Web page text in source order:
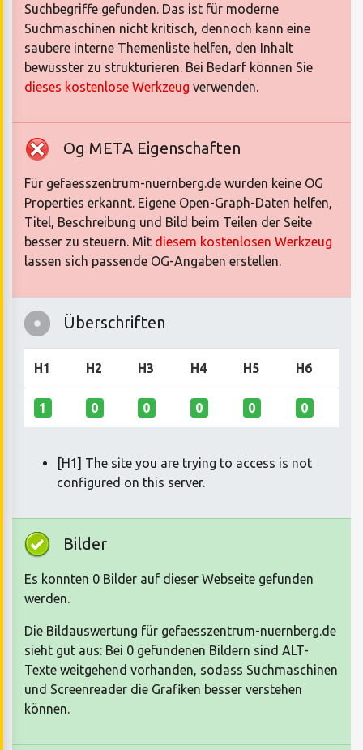
Suchbegriffe gefunden. Das ist für moderne
Suchmaschinen nicht kritisch, dennoch kann eine
saubere interne Themenliste helfen, den Inhalt
bewusster zu strukturieren. Bei Bedarf können Sie
dieses kostenlose Werkzeug verwenden.
Og META Eigenschaften
Für gefaesszentrum-nuernberg.de wurden keine OG
Properties erkannt. Eigene Open-Graph-Daten helfen,
Titel, Beschreibung und Bild beim Teilen der Seite
besser zu steuern. Mit diesem kostenlosen Werkzeug
lassen sich passende OG-Angaben erstellen.
Überschriften
H1 H2 H3 H4 H5 H6
1 0 0 0 0 0
[H1] The site you are trying to access is not
configured on this server.
Bilder
Es konnten 0 Bilder auf dieser Webseite gefunden
werden.
Die Bildauswertung für gefaesszentrum-nuernberg.de
sieht gut aus: Bei 0 gefundenen Bildern sind ALT-
Texte weitgehend vorhanden, sodass Suchmaschinen
und Screenreader die Grafiken besser verstehen
können.